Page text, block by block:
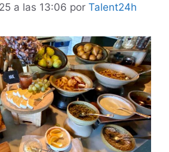
a las 13:06 por Talent24h